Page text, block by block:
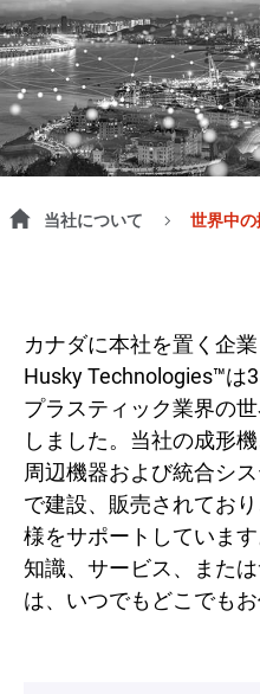
当社について 世界中の
カナダに本社を置く企
Husky Technologies™は
プラスティック業界の
しました。当社の成形
周辺機器および統合シ
で建設、販売されてお
様をサポートしていま
知識、サービス、また
は、いつでもどこでもお